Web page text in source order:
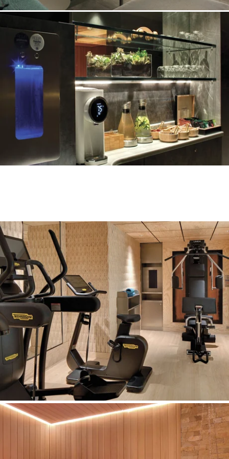
ГЛАВНАЯ
НАШ ДОМ
НОМЕРА И ЛЮКСЫ
РЕСТОРАН И БАР
БАССЕЙН И СПА
СПЕЦИАЛЬНЫЕ ПРЕДЛОЖЕНИЯ
ГАЛЕРЕЯ
СВЯЗАТЬСЯ С
БРОНИРОВАНИЕ